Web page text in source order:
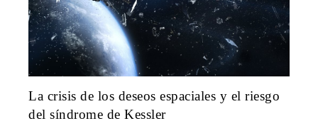
La crisis de los deseos espaciales y el riesgo
del síndrome de Kessler